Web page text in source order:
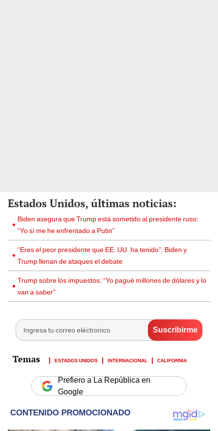
Estados Unidos, últimas noticias:
Biden asegura que Trump está sometido al presidente ruso:
“Yo sí me he enfrentado a Putin”
“Eres el peor presidente que EE. UU. ha tenido”: Biden y
Trump llenan de ataques el debate
Trump sobre los impuestos: “Yo pagué millones de dólares y lo
van a saber”
ESTADOS UNIDOS INTERNACIONAL CALIFORNIA
Prefiero a La República en
Google